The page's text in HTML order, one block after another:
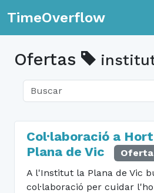
TimeOverflow
Ofertas
Col·laboració a
Plana de Vic
A l'Institut la Plana de Vic
col·laboració per cuidar